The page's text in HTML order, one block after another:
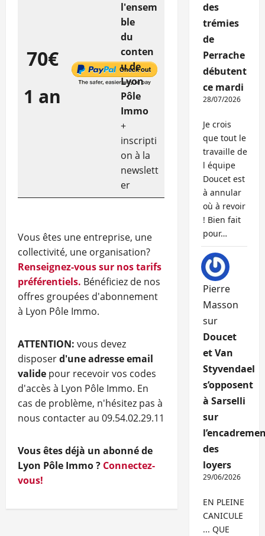
70€
1 an
l'ensem
ble
du
conten
u de
Lyon
Pôle
Immo
+
inscripti
on à la
newslett
er
Vous êtes une entreprise, une
collectivité, une organisation?
Renseignez-vous sur nos tarifs
préférentiels. Bénéficiez de nos
offres groupées d'abonnement
à Lyon Pôle Immo.
ATTENTION: vous devez
disposerd'une adresse email
valide pour recevoir vos codes
d'accès à Lyon Pôle Immo. En
cas de problème, n'hésitez pas à
nous contacter au 09.54.02.29.11
Vous êtes déjà un abonné de
Lyon Pôle Immo ? Connectez-
vous!
des
trémies
de
Perrache
débutent
ce mardi
28/07/2026
Je crois
que tout le
travaille de
l équipe
Doucet est
à annular
où à revoir
! Bien fait
pour…
Pierre
Masson
sur
Doucet
et Van
Styvendael
s’opposent
à Sarselli
sur
des
loyers
29/06/2026
EN PLEINE
CANICULE
... QUE